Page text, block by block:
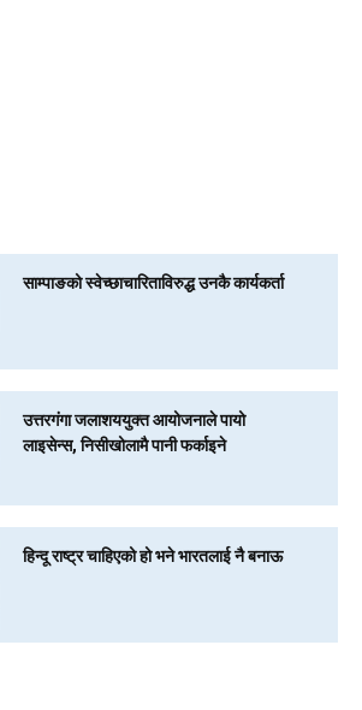
साम्पाङको स्वेच्छाचारिताविरुद्ध उनकै कार्यकर्ता
उत्तरगंगा जलाशययुक्त आयोजनाले पायो
लाइसेन्स, निसीखोलामै पानी फर्काइने
हिन्दू राष्ट्र चाहिएको हो भने भारतलाई नै बनाऊ